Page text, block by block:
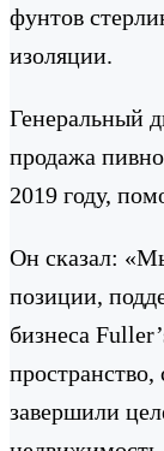
фунтов
изоляции.
Генеральный
продажа
2019 году,
Он сказал:
позиции,
бизнеса
завершили